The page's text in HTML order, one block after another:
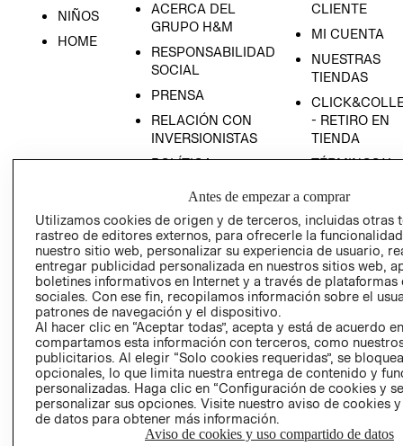
NIÑOS
HOME
ACERCA DEL
GRUPO H&M
RESPONSABILIDAD
SOCIAL
PRENSA
RELACIÓN CON
INVERSIONISTAS
POLÍTICA
CLIENTE
MI CUENTA
NUESTRAS
TIENDAS
- RETIRO EN
TIENDA
TÉRMINOS Y
AVISO DE
PRIVACIDAD
GIFT CARD
AVISO DE
COOKIES
Uruguay ($U)
Antes de empezar a comprar
Utilizamos cookies de origen y de terceros, incluidas otras
rastreo de editores externos, para ofrecerle la
nuestro sitio web, personalizar su experiencia de usuario,
entregar publicidad personalizada en nuestros sitios web,
boletines informativos en Internet y a través de plataformas
sociales. Con ese fin, recopilamos información sobre el
patrones de navegación y el dispositivo.
Al hacer clic en “Aceptar todas”, acepta y está de acuerdo
compartamos esta información con terceros, como
publicitarios. Al elegir “Solo cookies requeridas”, se
opcionales, lo que limita nuestra entrega de contenido y
personalizadas. Haga clic en “Configuración de cookies y
personalizar sus opciones. Visite nuestro aviso de cookies
de datos para obtener más información.
Aviso de cookies y uso compartido de datos